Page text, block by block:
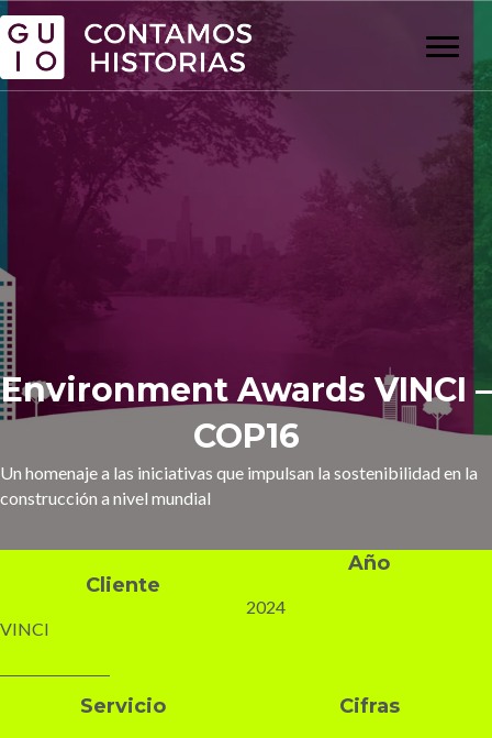
Environment Awards VINCI –
COP16
Un homenaje a las iniciativas que impulsan la sostenibilidad en la
construcción a nivel mundial
Cliente
VINCI
Año
2024
Servicio Cifras